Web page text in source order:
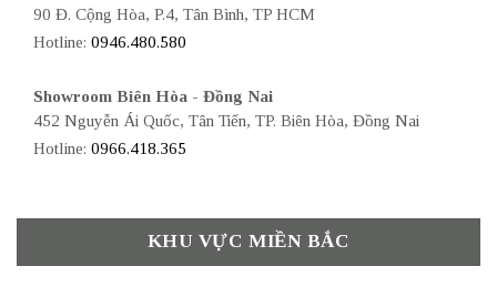
90 Đ. Cộng Hòa, P.4, Tân Bình, TP HCM
Hotline: 0946.480.580
Showroom Biên Hòa - Đồng Nai
452 Nguyễn Ái Quốc, Tân Tiến, TP. Biên Hòa, Đồng Nai
Hotline: 0966.418.365
KHU VỰC MIỀN BẮC